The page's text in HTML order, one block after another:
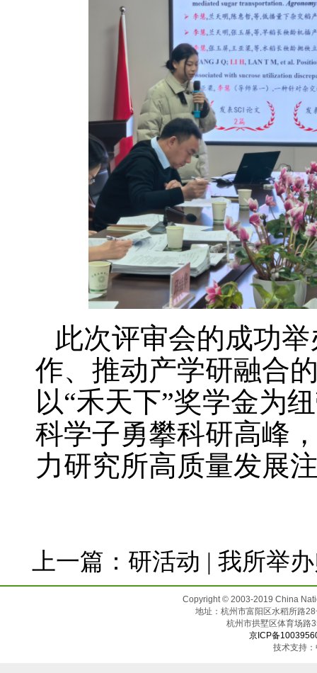
此次评审会的成功
作、推动产学研融合
以“禾天下”奖学金为
科学子勇攀科研高峰
力研究所高质量发展
上一篇： 研活动 | 我所举
Copyright © 2003-2019 China
地址：杭州市富阳区水稻所路
杭州市拱墅区体
京ICP备
技术支持